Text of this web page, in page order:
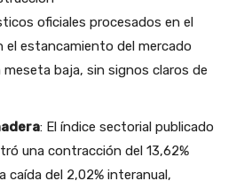
oficiales procesados en el
el estancamiento del mercado
baja, sin signos claros de
: El índice sectorial publicado
una contracción del 13,62%
caída del 2,02% interanual,